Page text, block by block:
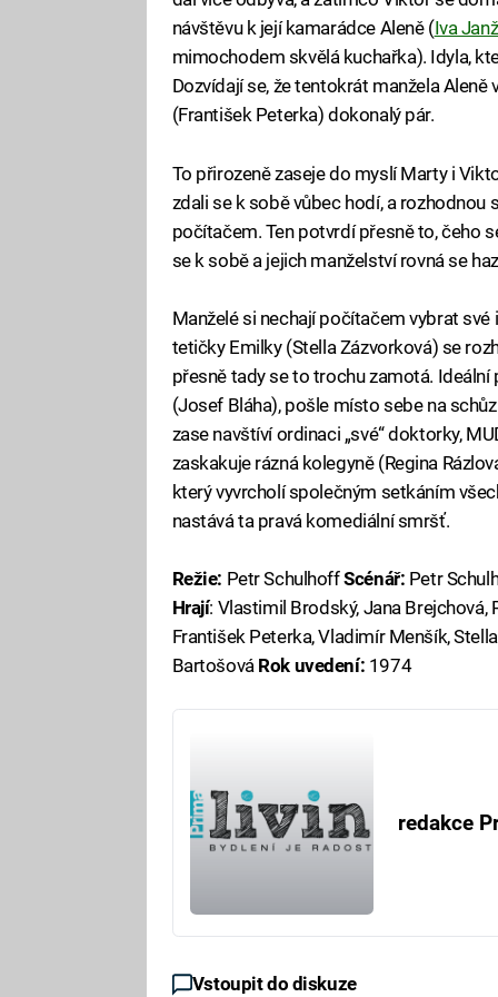
návštěvu k její kamarádce Aleně (Iva
mimochodem skvělá kuchařka). Idyla,
Dozvídají se, že tentokrát manžela
(František Peterka) dokonalý pár.
To přirozeně zaseje do myslí Marty i
zdali se k sobě vůbec hodí, a
počítačem. Ten potvrdí přesně to, čeho
se k sobě a jejich manželství rovná se
Manželé si nechají počítačem vybrat
tetičky Emilky (Stella Zázvorková) se
přesně tady se to trochu zamotá.
(Josef Bláha), pošle místo sebe na
zase navštíví ordinaci „své“ doktorky,
zaskakuje rázná kolegyně (Regina
který vyvrcholí společným setkáním
nastává ta pravá komediální smršť.
Režie: Petr SchulhoffScénář: Petr
Hrají: Vlastimil Brodský, Jana Brejchová,
František Peterka, Vladimír Menšík,
Bartošová Rok uvedení: 1974
redakce
Vstoupit do diskuze